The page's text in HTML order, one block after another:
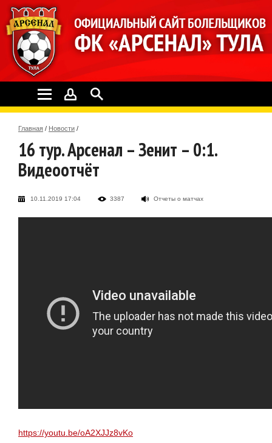
Главная / Новости /
16 тур. Арсенал – Зенит – 0:1.
Видеоотчёт
10.11.2019 17:04 3387 Отчеты о матчах
https://youtu.be/oA2XJJz8vKo